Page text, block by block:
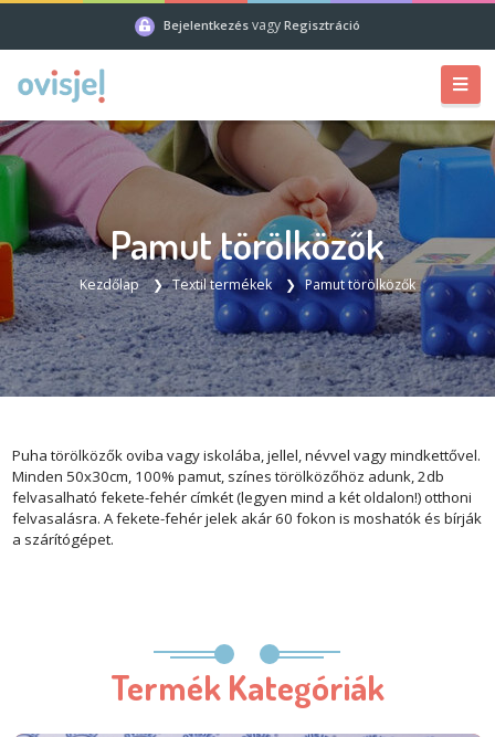
Bejelentkezés vagy Regisztráció
Pamut törölközők
Kezdőlap Textil termékek Pamut törölközők
Puha törölközők oviba vagy iskolába, jellel, névvel vagy mindkettővel.
Minden 50x30cm, 100% pamut, színes törölközőhöz adunk, 2db
felvasalható fekete-fehér címkét (legyen mind a két oldalon!) otthoni
felvasalásra. A fekete-fehér jelek akár 60 fokon is moshatók és bírják
a szárítógépet.
Termék Kategóriák